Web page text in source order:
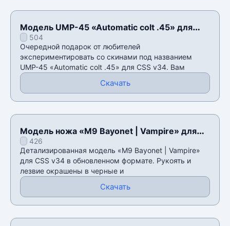
Модель UMP-45 «Automatic colt .45» для
CSS v34
504
Очередной подарок от любителей
экспериментировать со скинами под названием
UMP-45 «Automatic colt .45» для CSS v34. Вам
Скачать
Модель ножа «M9 Bayonet | Vampire» для
CSS v34
426
Детализированная модель «M9 Bayonet | Vampire»
для CSS v34 в обновленном формате. Рукоять и
лезвие окрашены в черные и
Скачать